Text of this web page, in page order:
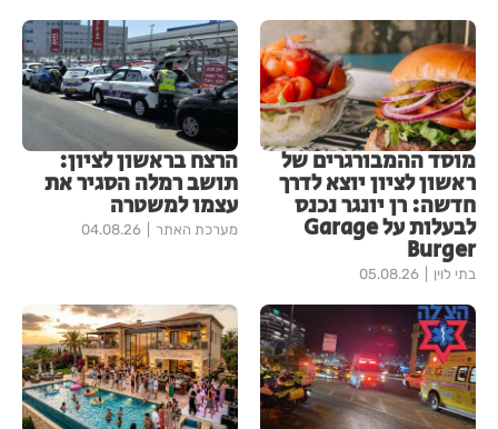
מוסד ההמבורגרים של
ראשון לציון יוצא לדרך
חדשה: רן יונגר נכנס
לבעלות על Garage
Burger
בתי לוין 05.08.26
הרצח בראשון לציון:
תושב רמלה הסגיר את
עצמו למשטרה
מערכת האתר 04.08.26